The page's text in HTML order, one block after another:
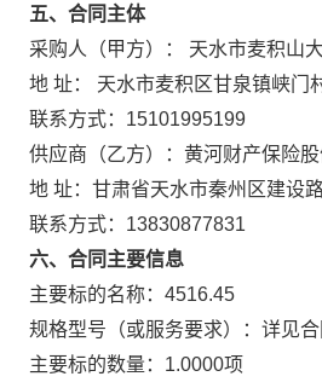
五、合同主体
采购人（甲方）： 天水市麦积山
地 址： 天水市麦积区甘泉镇峡门
联系方式：15101995199
供应商（乙方）：黄河财产保险
地 址：甘肃省天水市秦州区建设
联系方式：13830877831
六、合同主要信息
主要标的名称：4516.45
规格型号（或服务要求）：详见合
主要标的数量：1.0000项